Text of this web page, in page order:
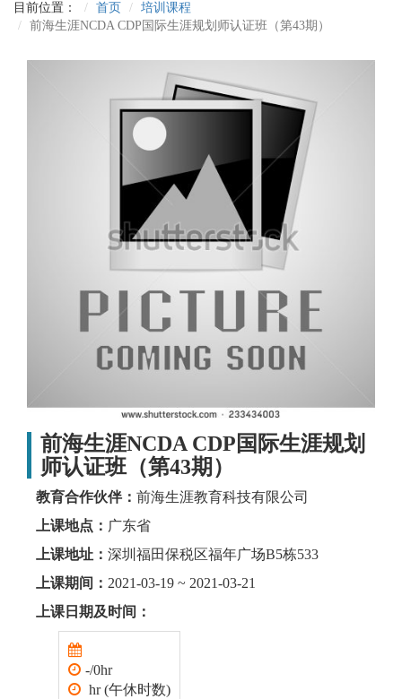
目前位置： 首页
培训课程
前海生涯NCDA CDP国际生涯规划师认证班（第43期）
前海生涯NCDA CDP国际生涯规划
师认证班（第43期）
教育合作伙伴： 前海生涯教育科技有限公司
上课地点： 广东省
上课地址： 深圳福田保税区福年广场B5栋533
上课期间： 2021-03-19 ~ 2021-03-21
上课日期及时间：
-/0hr
hr (午休时数)